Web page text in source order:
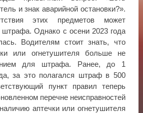
и знак аварийной остановки?».
этих предметов может
штрафа. Однако с осени 2023 года
Водителям стоит знать, что
или огнетушителя больше не
для штрафа. Ранее, до 1
за это полагался штраф в 500
пункт правил теперь
перечне неисправностей
аптечки или огнетушителя